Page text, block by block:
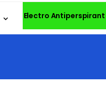
Electro